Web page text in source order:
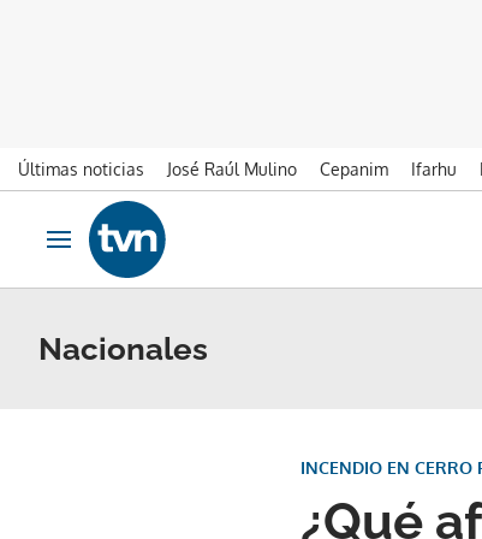
Últimas noticias José Raúl Mulino Cepanim Ifarhu
Ir al contenido
Obrir navegació
Nacionales
¿Qué
INCENDIO EN CERRO